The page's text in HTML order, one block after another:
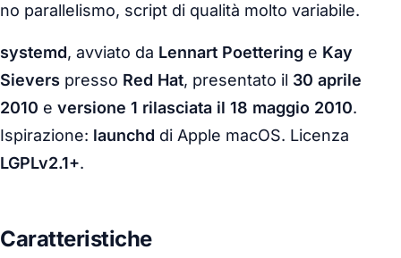
no parallelismo, script di qualità molto variabile.
systemd, avviato da Lennart Poettering e Kay
Sievers presso Red Hat, presentato il 30 aprile
2010 e versione 1 rilasciata il 18 maggio 2010.
Ispirazione: launchd di Apple macOS. Licenza
LGPLv2.1+.
Caratteristiche